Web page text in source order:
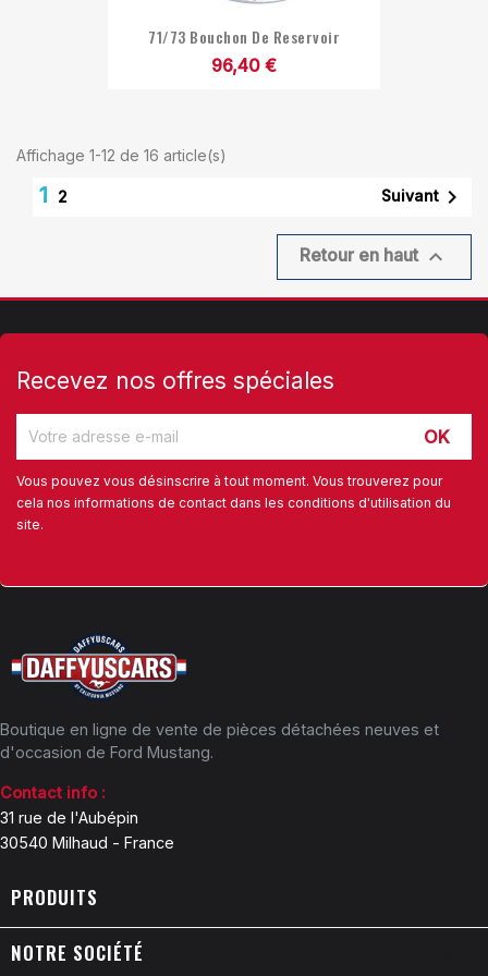
71/73 Bouchon De Reservoir
96,40 €
Affichage 1-12 de 16 article(s)
1 2 Suivant 
Retour en haut 
Recevez nos offres spéciales
Vous pouvez vous désinscrire à tout moment. Vous trouverez pour
cela nos informations de contact dans les conditions d'utilisation du
site.
Boutique en ligne de vente de pièces détachées neuves et
d'occasion de Ford Mustang.
Contact info :
31 rue de l'Aubépin
30540 Milhaud - France
PRODUITS
NOTRE SOCIÉTÉ